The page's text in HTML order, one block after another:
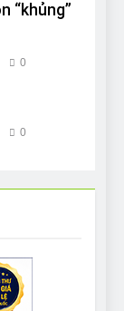
“khủng”
0
0